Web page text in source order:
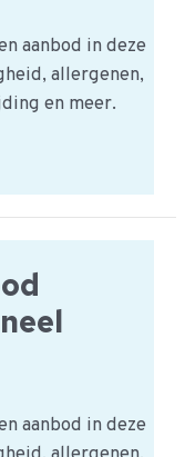
aanbod in deze
allergenen,
en meer.
aanbod in deze